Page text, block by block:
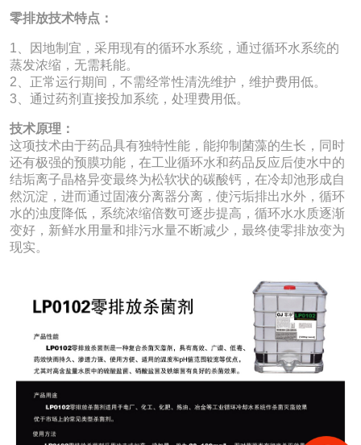
零排放技术特点：
1、因地制宜，采用现有的循环水系统，通过循环水系统的
蒸发浓缩，无需耗能。
2、正常运行期间，不需经常性清洗维护，维护费用低。
3、通过药剂直接投加系统，处理费用低。
技术原理：
这项技术由于药品具有独特性能，能抑制菌藻的生长，同时
还有极强的预膜功能，在工业循环水和药品反应后使水中的
结垢离子晶格异变最终为松软状的碳酸钙，在冷却池形成自
然沉淀，进而通过固液分离器分离，使污垢排出水外，循环
水的浊度降低，系统浓缩倍数可逐步提高，循环水水质逐渐
变好，新鲜水用量和排污水量不断减少，最终使零排放变为
现实。